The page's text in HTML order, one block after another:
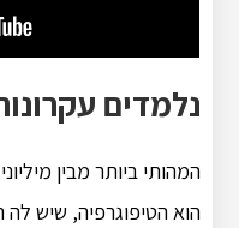
נלמדים
המהותי ביותר מבין
הוא הטיפוגרפיה, שיש